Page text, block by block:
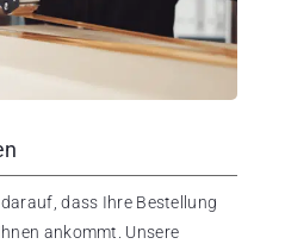
dass Ihre Bestellung
ankommt. Unsere